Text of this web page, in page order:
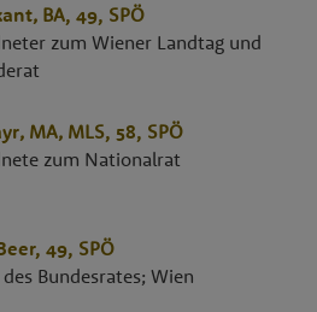
, BA, 49, SPÖ
zum Wiener Landtag und
, MA, MLS, 58, SPÖ
zum Nationalrat
, 49, SPÖ
Bundesrates; Wien